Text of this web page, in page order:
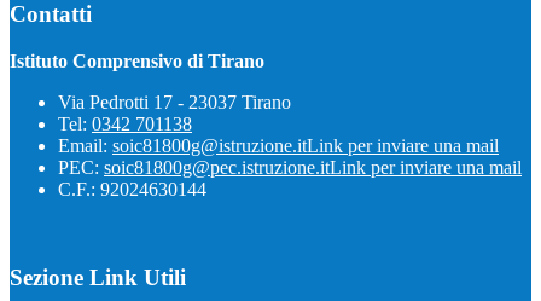
Contatti
Istituto Comprensivo di Tirano
Via Pedrotti 17 - 23037 Tirano
Tel: 0342 701138
Email: soic81800g@istruzione.itLink per inviare una mail
PEC: soic81800g@pec.istruzione.itLink per inviare una mail
C.F.: 92024630144
Sezione Link Utili